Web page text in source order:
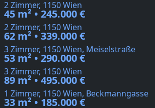
2 Zimmer, 1150 Wien
45 m² • 245.000 €
2 Zimmer, 1150 Wien
62 m² • 339.000 €
3 Zimmer, 1150 Wien, Meiselstraße
53 m² • 290.000 €
3 Zimmer, 1150 Wien
89 m² • 495.000 €
1 Zimmer, 1150 Wien, Beckmanngasse
33 m² • 185.000 €